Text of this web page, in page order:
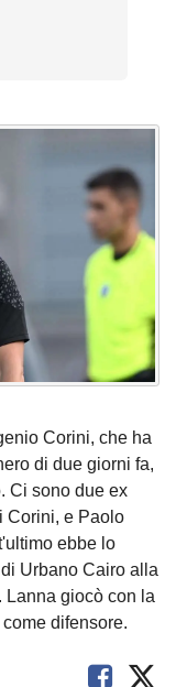
Corini, che ha
di due giorni fa,
Ci sono due ex
Corini, e Paolo
ebbe lo
Urbano Cairo alla
Lanna giocò con la
difensore.